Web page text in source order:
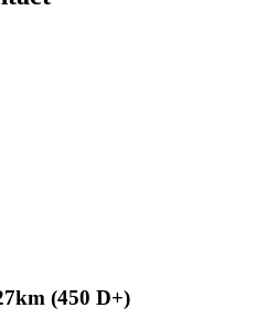
(450 D+)